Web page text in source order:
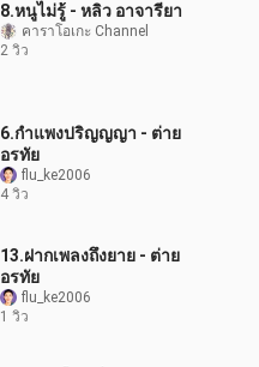
8.หนูไม่รู้ - หลิว อาจารียา
คาราโอเกะ Channel
2 วิว
6.กำแพงปริญญญา - ต่าย
อรทัย
flu_ke2006
4 วิว
13.ฝากเพลงถึงยาย - ต่าย
อรทัย
flu_ke2006
1 วิว